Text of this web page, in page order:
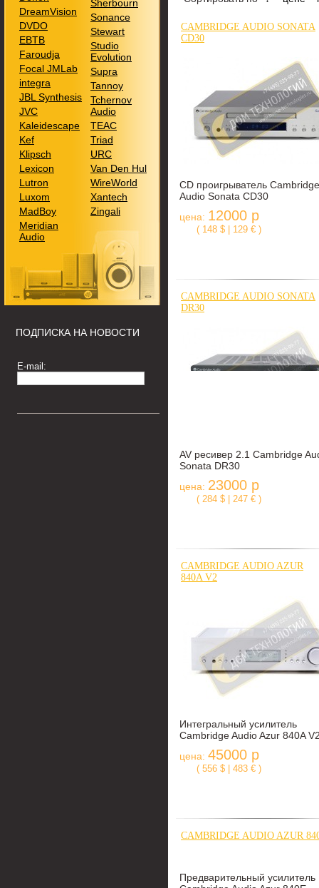
CAMBRIDGE AUDIO SONATA
CD30
CD проигрыватель Cambridge
Audio Sonata CD30
цена: 12000 р
( 148 $ | 129 € )
CAMBRIDGE AUDIO SONATA
DR30
AV ресивер 2.1 Cambridge
Sonata DR30
цена: 23000 р
( 284 $ | 247 € )
CAMBRIDGE AUDIO AZUR
840A V2
Интегральный усилитель
Cambridge Audio Azur 840A
цена: 45000 р
( 556 $ | 483 € )
CAMBRIDGE AUDIO AZUR
Предварительный усилитель
DreamVision
DVDO
EBTB
Faroudja
Focal JMLab
integra
JBL Synthesis
JVC
Kaleidescape
Kef
Klipsch
Lexicon
Lutron
Luxom
MadBoy
Meridian
Audio
Sherbourn
Sonance
Stewart
Studio
Evolution
Supra
Tannoy
Tchernov
Audio
TEAC
Triad
URC
Van Den Hul
WireWorld
Xantech
Zingali
ПОДПИСКА НА НОВОСТИ
E-mail: